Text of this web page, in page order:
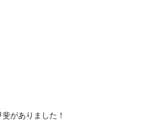
がありました！